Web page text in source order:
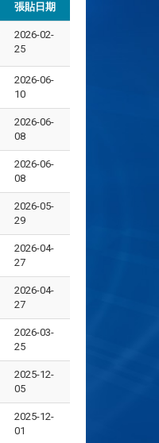
張貼日期
2026-02-
25
2026-06-
10
2026-06-
08
2026-06-
08
2026-05-
29
2026-04-
27
2026-04-
27
2026-03-
25
2025-12-
05
2025-12-
01